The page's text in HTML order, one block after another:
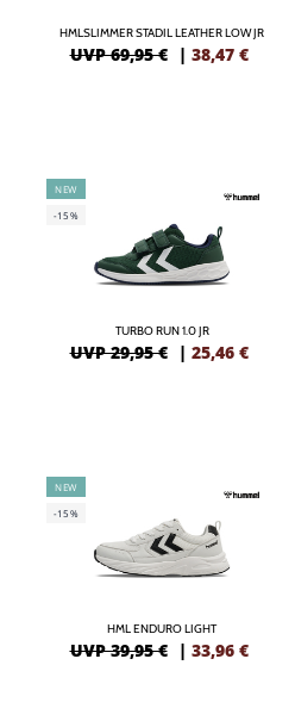
HMLSLIMMER STADIL LEATHER LOW JR
UVP 69,95 € | 38,47 €
NEW
-15%
TURBO RUN 1.0 JR
UVP 29,95 € | 25,46 €
NEW
-15%
HML ENDURO LIGHT
UVP 39,95 € | 33,96 €